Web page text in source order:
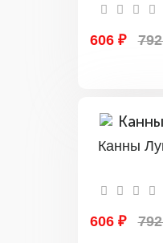
606 ₽
Канны
606 ₽